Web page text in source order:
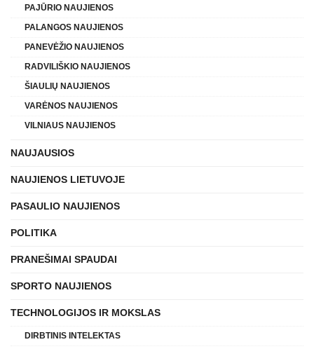
PAJŪRIO NAUJIENOS
PALANGOS NAUJIENOS
PANEVĖŽIO NAUJIENOS
RADVILIŠKIO NAUJIENOS
ŠIAULIŲ NAUJIENOS
VARĖNOS NAUJIENOS
VILNIAUS NAUJIENOS
NAUJAUSIOS
NAUJIENOS LIETUVOJE
PASAULIO NAUJIENOS
POLITIKA
PRANEŠIMAI SPAUDAI
SPORTO NAUJIENOS
TECHNOLOGIJOS IR MOKSLAS
DIRBTINIS INTELEKTAS